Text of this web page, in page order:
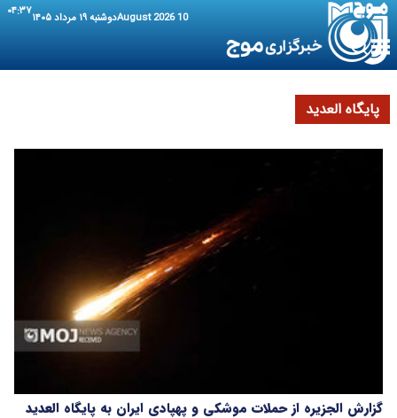
10 August 2026 دوشنبه ۱۹ مرداد ۱۴۰۵ ۰۴:۳۷
پایگاه العدید
گزارش الجزیره از حملات موشکی و پهپادی ایران به پایگاه العدید